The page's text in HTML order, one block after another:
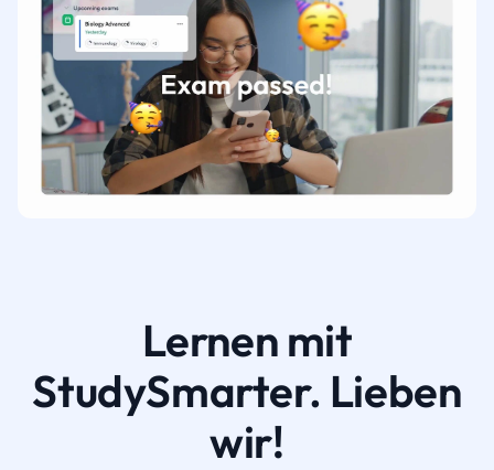
Lernen mit
StudySmarter. Lieben
wir!